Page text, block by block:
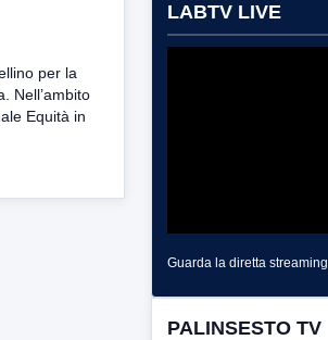
per la
Nell’ambito
Equità in
LABTV LIVE
Guarda la diretta streaming
PALINSESTO TV